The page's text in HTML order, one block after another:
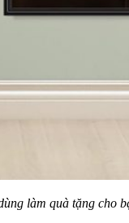
làm quà tặng cho